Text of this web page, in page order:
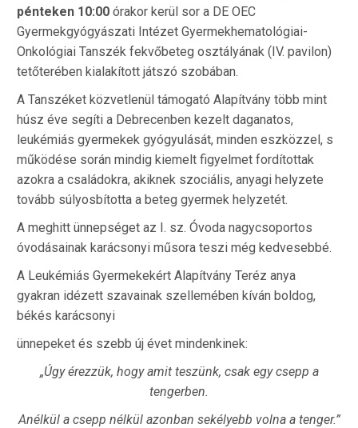
pénteken 10:00 órakor kerül sor a DE OEC
Gyermekgyógyászati Intézet Gyermekhematológiai-
Onkológiai Tanszék fekvőbeteg osztályának (IV. pavilon)
tetőterében kialakított játszó szobában.
A Tanszéket közvetlenül támogató Alapítvány több mint
húsz éve segíti a Debrecenben kezelt daganatos,
leukémiás gyermekek gyógyulását, minden eszközzel, s
működése során mindig kiemelt figyelmet fordítottak
azokra a családokra, akiknek szociális, anyagi helyzete
tovább súlyosbította a beteg gyermek helyzetét.
A meghitt ünnepséget az I. sz. Óvoda nagycsoportos
óvodásainak karácsonyi műsora teszi még kedvesebbé.
A Leukémiás Gyermekekért Alapítvány Teréz anya
gyakran idézett szavainak szellemében kíván boldog,
békés karácsonyi
ünnepeket és szebb új évet mindenkinek:
„Úgy érezzük, hogy amit teszünk, csak egy csepp a
tengerben.
Anélkül a csepp nélkül azonban sekélyebb volna a tenger.”